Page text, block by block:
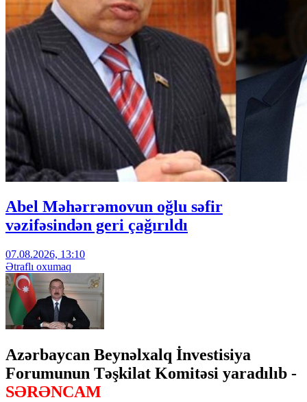
Abel Məhərrəmovun oğlu səfir
vəzifəsindən geri çağırıldı
07.08.2026, 13:10
Ətraflı oxumaq
Azərbaycan Beynəlxalq İnvestisiya
Forumunun Təşkilat Komitəsi yaradılıb -
SƏRƏNCAM